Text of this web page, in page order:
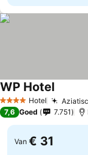
4 SterrenHotel
WP Hotel
7,6 Goed 7.751
Van € 31